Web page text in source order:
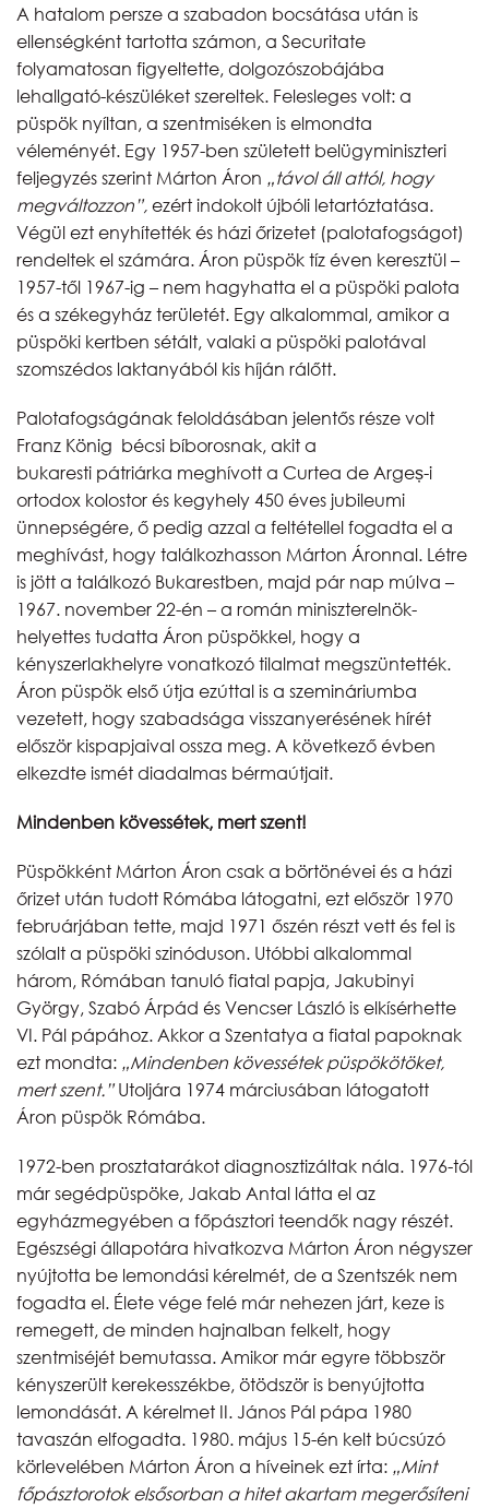
A hatalom persze a szabadon bocsátása után is
ellenségként tartotta számon, a Securitate
folyamatosan figyeltette, dolgozószobájába
lehallgató-készüléket szereltek. Felesleges volt: a
püspök nyíltan, a szentmiséken is elmondta
véleményét. Egy 1957-ben született belügyminiszteri
feljegyzés szerint Márton Áron „távol áll attól, hogy
megváltozzon”,ezért indokolt újbóli letartóztatása.
Végül ezt enyhítették és házi őrizetet (palotafogságot)
rendeltek el számára. Áron püspök tíz éven keresztül –
1957-től 1967-ig – nem hagyhatta el a püspöki palota
és a székegyház területét. Egy alkalommal, amikor a
püspöki kertben sétált, valaki a püspöki palotával
szomszédos laktanyából kis híján rálőtt.
Palotafogságának feloldásában jelentős része volt
Franz König bécsi bíborosnak, akit a
bukaresti pátriárka meghívott a Curtea de Argeș-i
ortodox kolostor és kegyhely 450 éves jubileumi
ünnepségére, ő pedig azzal a feltétellel fogadta el a
meghívást, hogy találkozhasson Márton Áronnal. Létre
is jött a találkozó Bukarestben, majd pár nap múlva –
1967. november 22-én – a román miniszterelnök-
helyettes tudatta Áron püspökkel, hogy a
kényszerlakhelyre vonatkozó tilalmat megszüntették.
Áron püspök első útja ezúttal is a szemináriumba
vezetett, hogy szabadsága visszanyerésének hírét
először kispapjaival ossza meg. A következő évben
elkezdte ismét diadalmas bérmaútjait.
Mindenben kövessétek, mert szent!
Püspökként Márton Áron csak a börtönévei és a házi
őrizet után tudott Rómába látogatni, ezt először 1970
februárjában tette, majd 1971 őszén részt vett és fel is
szólalt a püspöki szinóduson. Utóbbi alkalommal
három, Rómában tanuló fiatal papja, Jakubinyi
György, Szabó Árpád és Vencser László is elkísérhette
VI. Pál pápához. Akkor a Szentatya a fiatal papoknak
ezt mondta: „Mindenben kövessétek püspökötöket,
mert szent.”Utoljára 1974 márciusában látogatott
Áron püspök Rómába.
1972-ben prosztatarákot diagnosztizáltak nála. 1976-tól
már segédpüspöke, Jakab Antal látta el az
egyházmegyében a főpásztori teendők nagy részét.
Egészségi állapotára hivatkozva Márton Áron négyszer
nyújtotta be lemondási kérelmét, de a Szentszék nem
fogadta el. Élete vége felé már nehezen járt, keze is
remegett, de minden hajnalban felkelt, hogy
szentmiséjét bemutassa. Amikor már egyre többször
kényszerült kerekesszékbe, ötödször is benyújtotta
lemondását. A kérelmet II. János Pál pápa 1980
tavaszán elfogadta. 1980. május 15-én kelt búcsúzó
körlevelében Márton Áron a híveinek ezt írta: „Mint
főpásztorotok elsősorban a hitet akartam megerősíteni